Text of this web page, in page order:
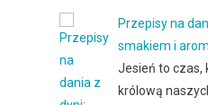
Przepisy na
smakiem i
Jesień to czas,
królową